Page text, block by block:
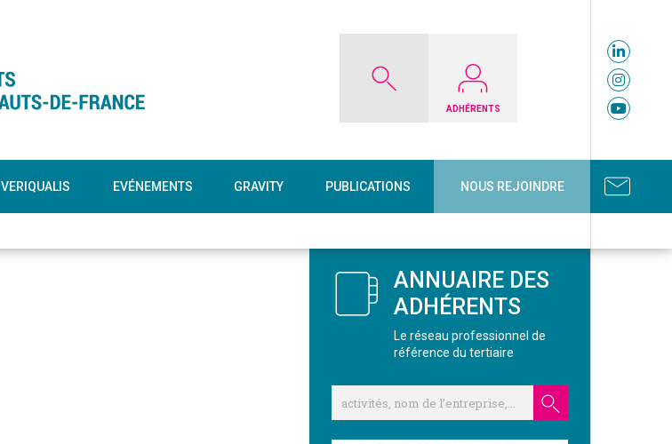
ADHÉRENTS
VERIQUALIS EVÉNEMENTS GRAVITY PUBLICATIONS NOUS REJOINDRE
ANNUAIRE DES
ADHÉRENTS
Le réseau professionnel de
référence du tertiaire